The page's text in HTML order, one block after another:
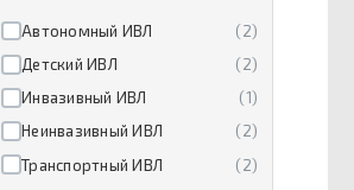
Автономный ИВЛ
(2)
Детский ИВЛ
(2)
Инвазивный ИВЛ
(1)
Неинвазивный ИВЛ
(2)
Транспортный ИВЛ
(2)